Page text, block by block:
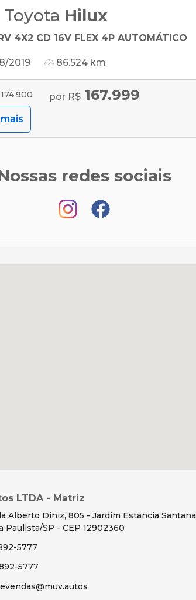
Toyota Hilux
4X2 CD 16V FLEX 4P AUTOMÁTICO
2019 86.524 km
por R$ 167.999
redes sociais
LTDA - Matriz
Alberto Diniz, 805 - Jardim Estancia Santana
Paulista/SP - CEP 12902360
5777
5777